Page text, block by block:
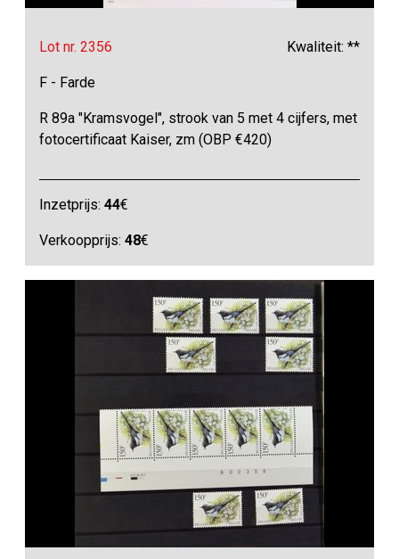
Lot nr. 2356 Kwaliteit: **
F - Farde
R 89a "Kramsvogel", strook van 5 met 4 cijfers, met
fotocertificaat Kaiser, zm (OBP €420)
Inzetprijs:44€
Verkoopprijs:48€